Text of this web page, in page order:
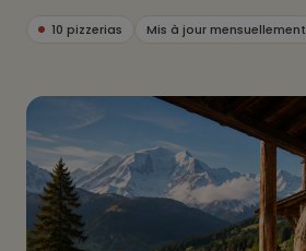
10 pizzerias Mis à jour mensuellement